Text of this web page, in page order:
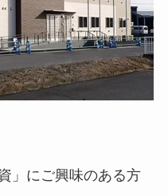
」にご興味のある方